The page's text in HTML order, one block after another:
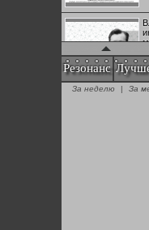
Резонанс
За неделю
| За